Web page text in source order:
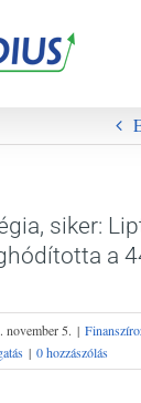
siker:
a
november 5. |
| 0 hozzászólás